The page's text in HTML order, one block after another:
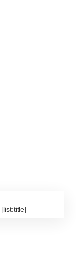
[list:title]